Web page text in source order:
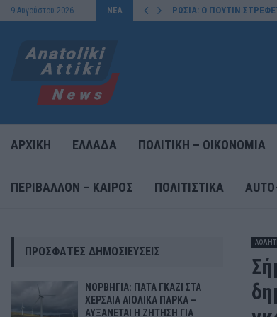
9 Αυγούστου 2026 ΝΕΑ ΡΩΣΙΑ: Ο ΠΟΥΤΙΝ
ΑΡΧΙΚΗ ΕΛΛΑΔΑ ΠΟΛΙΤΙΚΗ – ΟΙΚΟΝΟΜΙΑ
ΠΕΡΙΒΑΛΛΟΝ – ΚΑΙΡΟΣ ΠΟΛΙΤΙΣΤΙΚΑ
ΠΡΌΣΦΑΤΕΣ ΔΗΜΟΣΙΕΎΣΕΙΣ
ΝΟΡΒΗΓΙΑ: ΠΑΤΑ ΓΚΑΖΙ ΣΤΑ
ΧΕΡΣΑΙΑ ΑΙΟΛΙΚΑ ΠΑΡΚΑ –
ΑΥΞΑΝΕΤΑΙ Η ΖΗΤΗΣΗ ΓΙΑ